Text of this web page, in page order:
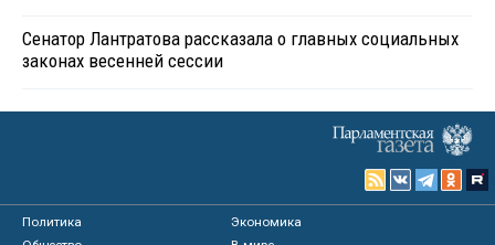
Сенатор Лантратова рассказала о главных социальных
законах весенней сессии
Политика
Экономика